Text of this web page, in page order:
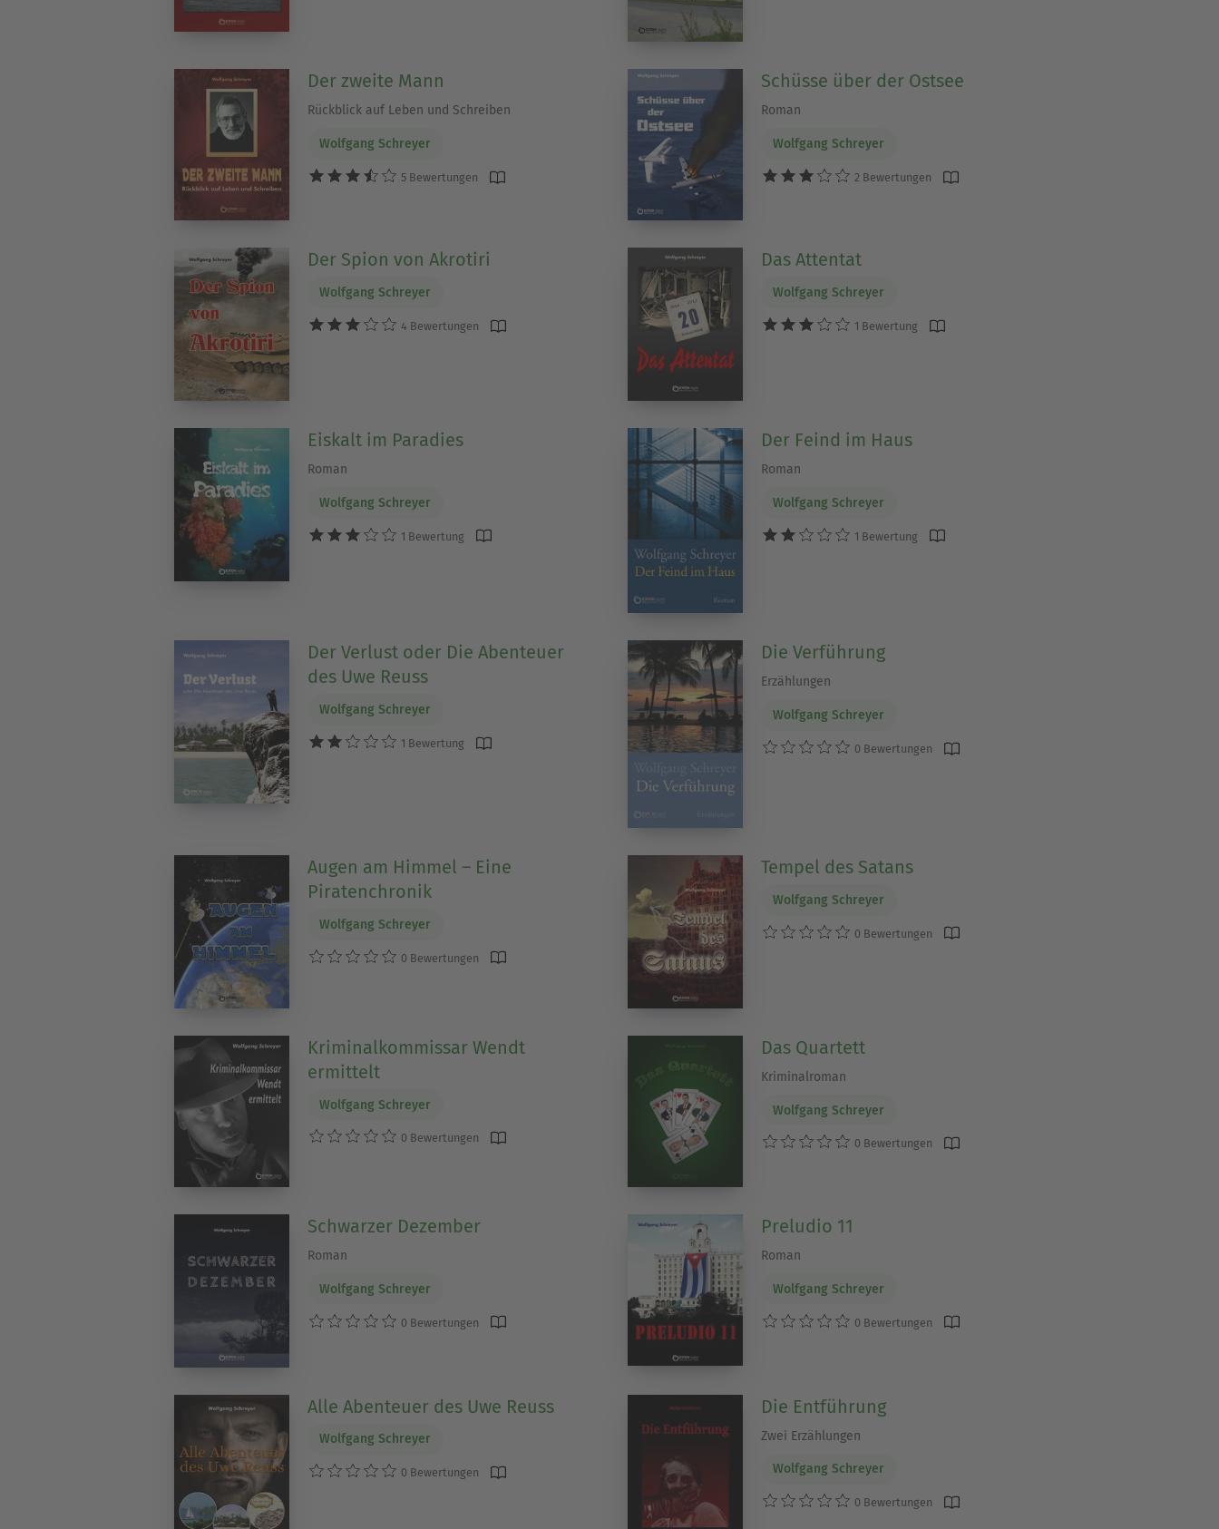
Der zweite Mann
Rückblick auf Leben und Schreiben
Wolfgang Schreyer
5 Bewertungen
Schüsse über der Ostsee
Roman
Wolfgang Schreyer
2 Bewertungen
Der Spion von Akrotiri
Wolfgang Schreyer
4 Bewertungen
Das Attentat
Wolfgang Schreyer
1 Bewertung
Eiskalt im Paradies
Roman
Wolfgang Schreyer
1 Bewertung
Der Feind im Haus
Roman
Wolfgang Schreyer
1 Bewertung
Der Verlust oder Die Abenteuer
des Uwe Reuss
Wolfgang Schreyer
1 Bewertung
Die Verführung
Erzählungen
Wolfgang Schreyer
0 Bewertungen
Augen am Himmel – Eine
Piratenchronik
Wolfgang Schreyer
0 Bewertungen
Tempel des Satans
Wolfgang Schreyer
0 Bewertungen
Kriminalkommissar Wendt
ermittelt
Wolfgang Schreyer
0 Bewertungen
Das Quartett
Kriminalroman
Wolfgang Schreyer
0 Bewertungen
Schwarzer Dezember
Roman
Wolfgang Schreyer
0 Bewertungen
Preludio 11
Roman
Wolfgang Schreyer
0 Bewertungen
Alle Abenteuer des Uwe Reuss
Wolfgang Schreyer
0 Bewertungen
Die Entführung
Zwei Erzählungen
Wolfgang Schreyer
0 Bewertungen